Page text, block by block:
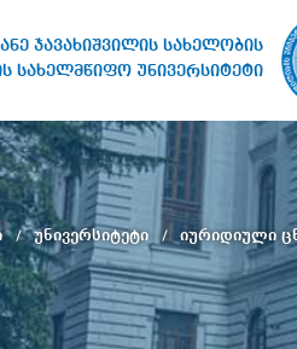
ჯავახიშვილის სახელობის
სახელმწიფო უნივერსიტეტი
უნივერსიტეტი იურიდიული